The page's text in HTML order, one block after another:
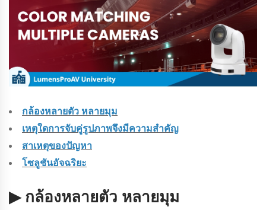
กล้องหลายตัว หลายมุม
เหตุใดการจับคู่รูปภาพจึงมีความสําคัญ
สาเหตุของปัญหา
โซลูชันอัจฉริยะ
▶ กล้องหลายตัว หลายมุม